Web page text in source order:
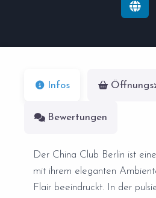
Infos
Bewertungen
Der China Club Berlin ist
mit ihrem eleganten
Flair beeindruckt. In der